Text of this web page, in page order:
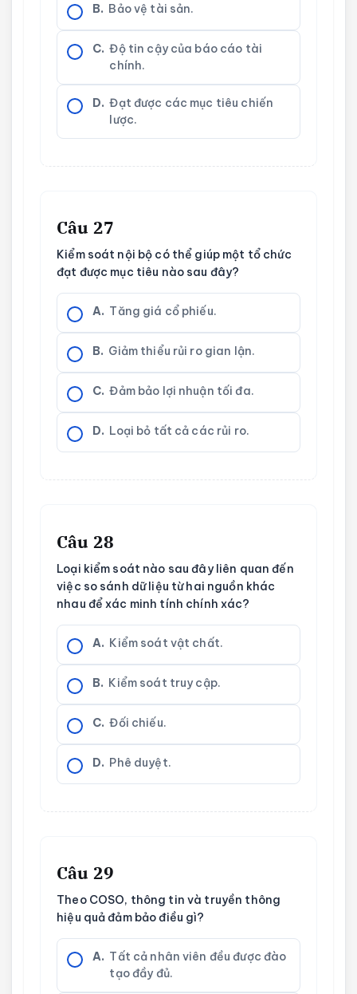
B. Bảo vệ tài sản.
C. Độ tin cậy của báo cáo tài
chính.
D. Đạt được các mục tiêu chiến
lược.
Câu 27
Kiểm soát nội bộ có thể giúp một tổ chức
đạt được mục tiêu nào sau đây?
A. Tăng giá cổ phiếu.
B. Giảm thiểu rủi ro gian lận.
C. Đảm bảo lợi nhuận tối đa.
D. Loại bỏ tất cả các rủi ro.
Câu 28
Loại kiểm soát nào sau đây liên quan đến
việc so sánh dữ liệu từ hai nguồn khác
nhau để xác minh tính chính xác?
A. Kiểm soát vật chất.
B. Kiểm soát truy cập.
C. Đối chiếu.
D. Phê duyệt.
Câu 29
Theo COSO, thông tin và truyền thông
hiệu quả đảm bảo điều gì?
A. Tất cả nhân viên đều được đào
tạo đầy đủ.